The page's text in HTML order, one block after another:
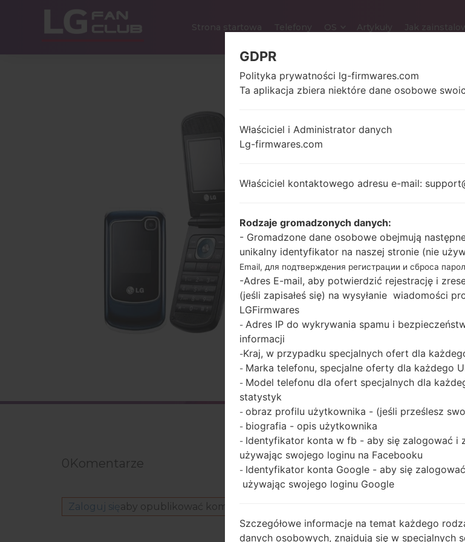
Strona startowa Telefony OS Artykuły Jak
LG GB255G
2.0 in
-
-
Strona startowa →Seria → LG Others
0Komentarze
Zaloguj sięaby opublikować komentarz.
GDPR
Polityka prywatności lg-firmwares.com
Ta aplikacja zbiera niektóre dane osobowe
Właściciel i Administrator danych
Lg-firmwares.com
Właściciel kontaktowego adresu e-mail:
Rodzaje gromadzonych danych:
- Gromadzone dane osobowe obejmują
unikalny identyfikator na naszej stronie (nie
Email, для подтверждения регистрации и сброса
-Adres E-mail, aby potwierdzić rejestrację i
(jeśli zapisałeś się) na wysyłanie wiadomości
LGFirmwares
- Adres IP do wykrywania spamu i
informacji
-Kraj, w przypadku specjalnych ofert dla
- Marka telefonu, specjalne oferty dla każdego
- Model telefonu dla ofert specjalnych dla
statystyk
- obraz profilu użytkownika - (jeśli prześlesz
- biografia - opis użytkownika
- Identyfikator konta w fb - aby się zalogować i
używając swojego loginu na Facebooku
- Identyfikator konta Google - aby się
używając swojego loginu Google
Szczegółowe informacje na temat każdego
danych osobowych, znajdują się w specjalnych